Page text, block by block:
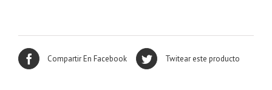
Compartir En Facebook Twitear este producto